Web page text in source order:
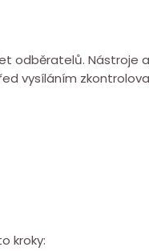
odběratelů. Nástroje
vysíláním
kroky: